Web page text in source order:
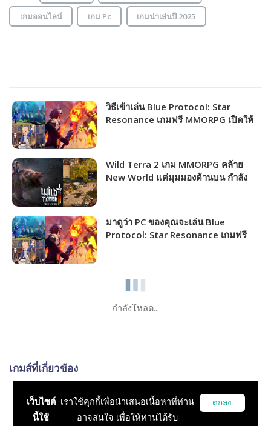
เกมออนไลน์ เกม Pc เกมน่าเล่นปี 2025
วิธีเข้าเล่น Blue Protocol: Star
Resonance เกมฟรี MMORPG เปิดให้
Wild Terra 2 เกม MMORPG คล้าย
New World แต่มุมมองด้านบน กำลัง
มาดูว่า PC ของคุณจะเล่น Blue
Protocol: Star Resonance เกมฟรี
กำลังโหลด...
เกมส์ที่เกี่ยวข้อง
RPG, MMO, MMORPG, Open World, MOBA
เว็บไซต์
นี้ใช้
เราใช้คุกกี้เพื่อนำเสนอเนื้อหาที่ท่าน
อาจสนใจ เพื่อให้ท่านได้รับ
ตกลง